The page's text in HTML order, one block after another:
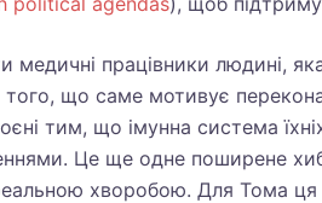
працівники людині,
що саме мотивує
тим, що імунна система
Це ще одне поширене
хворобою. Для Тома